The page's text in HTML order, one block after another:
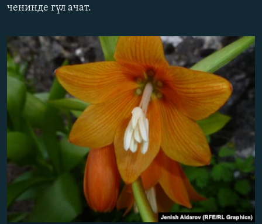
АЗАТТЫК+
ЭЕ/АРнун бардык сайттары
ченинде гүл ачат.